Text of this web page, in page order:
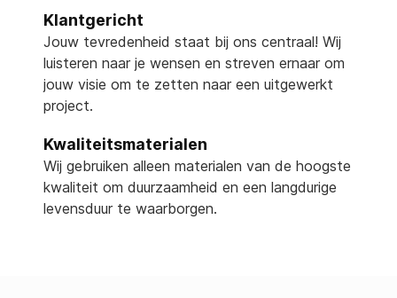
Klantgericht
Jouw tevredenheid staat bij ons centraal! Wij
luisteren naar je wensen en streven ernaar om
jouw visie om te zetten naar een uitgewerkt
project.
Kwaliteitsmaterialen
Wij gebruiken alleen materialen van de hoogste
kwaliteit om duurzaamheid en een langdurige
levensduur te waarborgen.